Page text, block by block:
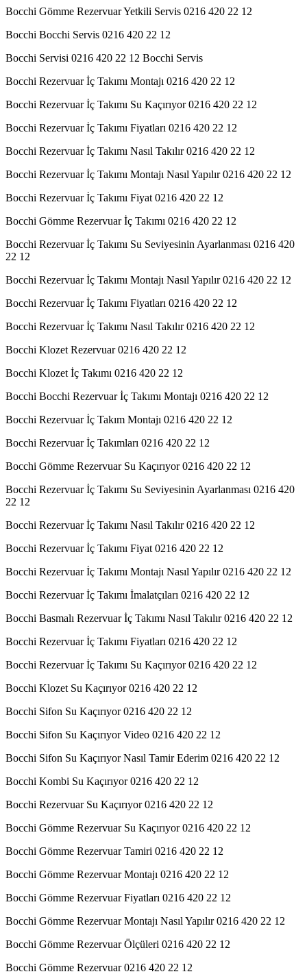
Bocchi Gömme Rezervuar Yetkili Servis 0216 420 22 12
Bocchi Bocchi Servis 0216 420 22 12
Bocchi Servisi 0216 420 22 12 Bocchi Servis
Bocchi Rezervuar İç Takımı Montajı 0216 420 22 12
Bocchi Rezervuar İç Takımı Su Kaçırıyor 0216 420 22 12
Bocchi Rezervuar İç Takımı Fiyatları 0216 420 22 12
Bocchi Rezervuar İç Takımı Nasıl Takılır 0216 420 22 12
Bocchi Rezervuar İç Takımı Montajı Nasıl Yapılır 0216 420 22 12
Bocchi Rezervuar İç Takımı Fiyat 0216 420 22 12
Bocchi Gömme Rezervuar İç Takımı 0216 420 22 12
Bocchi Rezervuar İç Takımı Su Seviyesinin Ayarlanması 0216 420
22 12
Bocchi Rezervuar İç Takımı Montajı Nasıl Yapılır 0216 420 22 12
Bocchi Rezervuar İç Takımı Fiyatları 0216 420 22 12
Bocchi Rezervuar İç Takımı Nasıl Takılır 0216 420 22 12
Bocchi Klozet Rezervuar 0216 420 22 12
Bocchi Klozet İç Takımı 0216 420 22 12
Bocchi Bocchi Rezervuar İç Takımı Montajı 0216 420 22 12
Bocchi Rezervuar İç Takım Montajı 0216 420 22 12
Bocchi Rezervuar İç Takımları 0216 420 22 12
Bocchi Gömme Rezervuar Su Kaçırıyor 0216 420 22 12
Bocchi Rezervuar İç Takımı Su Seviyesinin Ayarlanması 0216 420
22 12
Bocchi Rezervuar İç Takımı Nasıl Takılır 0216 420 22 12
Bocchi Rezervuar İç Takımı Fiyat 0216 420 22 12
Bocchi Rezervuar İç Takımı Montajı Nasıl Yapılır 0216 420 22 12
Bocchi Rezervuar İç Takımı İmalatçıları 0216 420 22 12
Bocchi Basmalı Rezervuar İç Takımı Nasıl Takılır 0216 420 22 12
Bocchi Rezervuar İç Takımı Fiyatları 0216 420 22 12
Bocchi Rezervuar İç Takımı Su Kaçırıyor 0216 420 22 12
Bocchi Klozet Su Kaçırıyor 0216 420 22 12
Bocchi Sifon Su Kaçırıyor 0216 420 22 12
Bocchi Sifon Su Kaçırıyor Video 0216 420 22 12
Bocchi Sifon Su Kaçırıyor Nasıl Tamir Ederim 0216 420 22 12
Bocchi Kombi Su Kaçırıyor 0216 420 22 12
Bocchi Rezervuar Su Kaçırıyor 0216 420 22 12
Bocchi Gömme Rezervuar Su Kaçırıyor 0216 420 22 12
Bocchi Gömme Rezervuar Tamiri 0216 420 22 12
Bocchi Gömme Rezervuar Montajı 0216 420 22 12
Bocchi Gömme Rezervuar Fiyatları 0216 420 22 12
Bocchi Gömme Rezervuar Montajı Nasıl Yapılır 0216 420 22 12
Bocchi Gömme Rezervuar Ölçüleri 0216 420 22 12
Bocchi Gömme Rezervuar 0216 420 22 12